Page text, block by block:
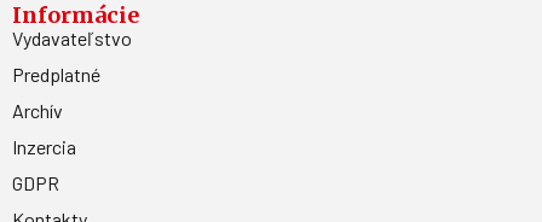
Informácie
Vydavateľstvo
Predplatné
Archív
Inzercia
GDPR